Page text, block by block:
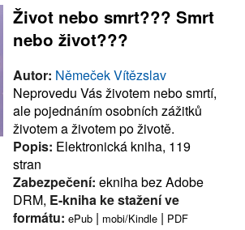
Život nebo smrt??? Smrt
nebo život???
Autor: Němeček Vítězslav
Neprovedu Vás životem nebo smrtí,
ale pojednáním osobních zážitků
životem a životem po životě.
Popis: Elektronická kniha, 119
stran
Zabezpečení: ekniha bez Adobe
DRM, E-kniha ke stažení ve
formátu: ePub | mobi/Kindle | PDF